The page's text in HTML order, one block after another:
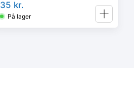
35 kr.
På lager